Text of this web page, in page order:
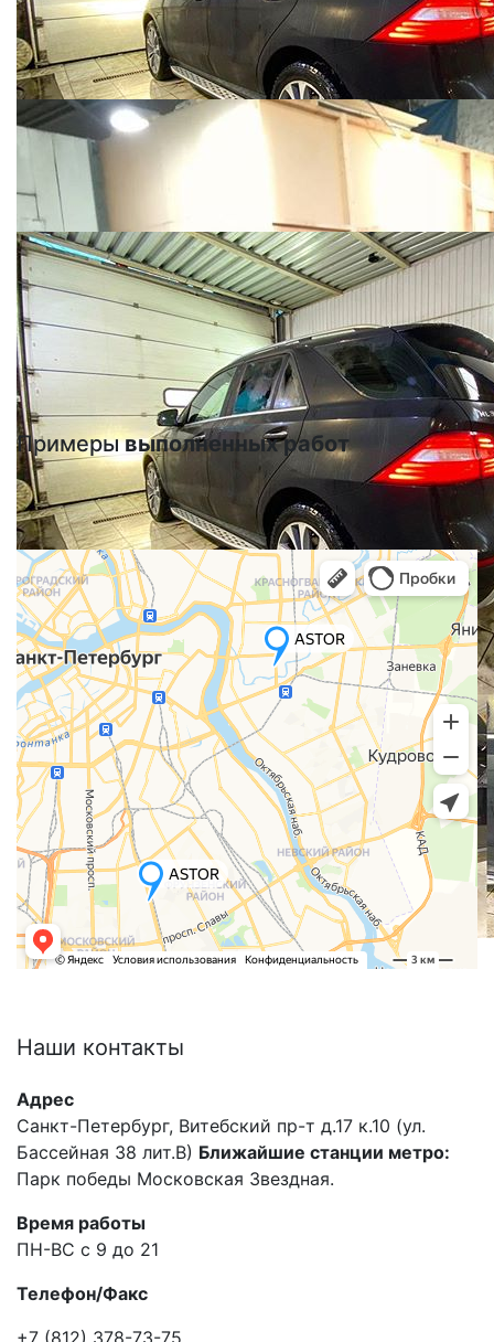
Примерывыполненных работ
Наши контакты
Адрес
Санкт-Петербург, Витебский пр-т д.17 к.10 (ул.
Бассейная 38 лит.В) Ближайшие станции метро:
Парк победы Московская Звездная.
Время работы
ПН-ВС с 9 до 21
Телефон/Факс
+7 (812) 378-73-75